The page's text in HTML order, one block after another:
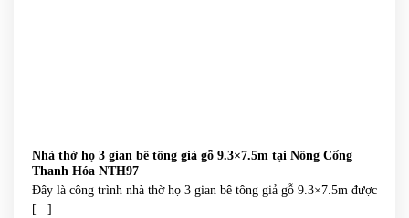
Nhà thờ họ 3 gian bê tông giả gỗ 9.3×7.5m tại Nông Cống
Thanh Hóa NTH97
Đây là công trình nhà thờ họ 3 gian bê tông giả gỗ 9.3×7.5m được
[...]